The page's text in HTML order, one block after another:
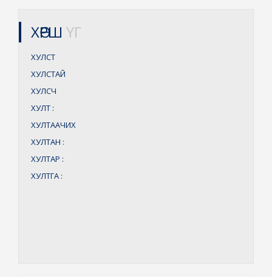
ХӨРШ ҮГ
ХУЛСТ
ХУЛСТАЙ
ХУЛСЧ
ХУЛТ :
ХУЛТААЧИХ
ХУЛТАН :
ХУЛТАР :
ХУЛТГА :